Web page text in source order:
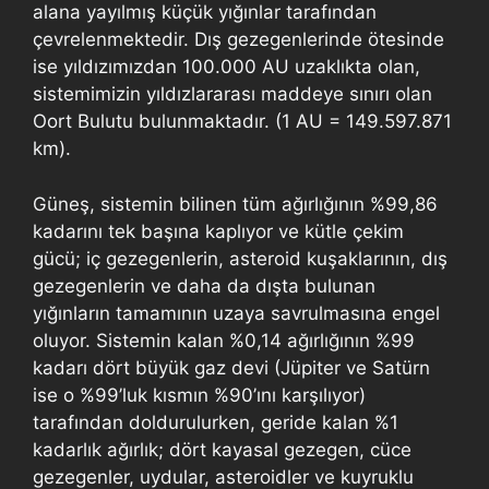
alana yayılmış küçük yığınlar tarafından
çevrelenmektedir. Dış gezegenlerinde ötesinde
ise yıldızımızdan 100.000 AU uzaklıkta olan,
sistemimizin yıldızlararası maddeye sınırı olan
Oort Bulutu bulunmaktadır. (1 AU = 149.597.871
km).
Güneş, sistemin bilinen tüm ağırlığının %99,86
kadarını tek başına kaplıyor ve kütle çekim
gücü; iç gezegenlerin, asteroid kuşaklarının, dış
gezegenlerin ve daha da dışta bulunan
yığınların tamamının uzaya savrulmasına engel
oluyor. Sistemin kalan %0,14 ağırlığının %99
kadarı dört büyük gaz devi (Jüpiter ve Satürn
ise o %99’luk kısmın %90’ını karşılıyor)
tarafından doldurulurken, geride kalan %1
kadarlık ağırlık; dört kayasal gezegen, cüce
gezegenler, uydular, asteroidler ve kuyruklu